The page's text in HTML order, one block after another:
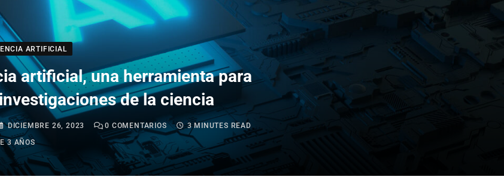
ARTIFICIAL
artificial, una herramienta para
de la ciencia
DICIEMBRE 26, 2023 0 COMENTARIOS
3 MINUTES READ
3 AÑOS